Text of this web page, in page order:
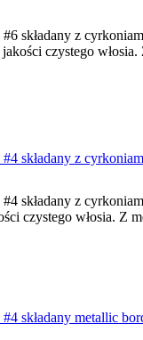
#6 składany z
czystego
składany z
#4 składany z
czystego włosia. Z
składany metallic